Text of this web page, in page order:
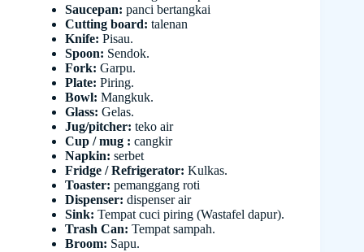
Saucepan: panci bertangkai
Cutting board: talenan
Knife: Pisau.
Spoon: Sendok.
Fork: Garpu.
Plate: Piring.
Bowl: Mangkuk.
Glass: Gelas.
Jug/pitcher: teko air
Cup / mug : cangkir
Napkin: serbet
Fridge / Refrigerator: Kulkas.
Toaster: pemanggang roti
Dispenser: dispenser air
Sink: Tempat cuci piring (Wastafel dapur).
Trash Can: Tempat sampah.
Broom: Sapu.